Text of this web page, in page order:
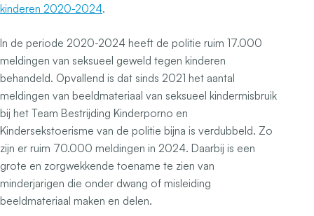
kinderen 2020-2024.
In de periode 2020-2024 heeft de politie ruim 17.000
meldingen van seksueel geweld tegen kinderen
behandeld. Opvallend is dat sinds 2021 het aantal
meldingen van beeldmateriaal van seksueel kindermisbruik
bij het Team Bestrijding Kinderporno en
Kindersekstoerisme van de politie bijna is verdubbeld. Zo
zijn er ruim 70.000 meldingen in 2024. Daarbij is een
grote en zorgwekkende toename te zien van
minderjarigen die onder dwang of misleiding
beeldmateriaal maken en delen.